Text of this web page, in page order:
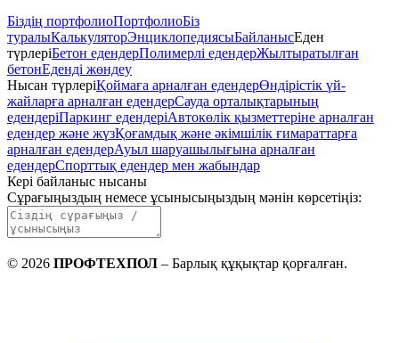
Біздің портфолиоПортфолиоБіз
туралыКалькуляторЭнциклопедиясыБайланысЕден
түрлеріБетон едендерПолимерлі едендерЖылтыратылған
бетонЕденді жөндеу
Нысан түрлеріҚоймаға арналған едендерӨндірістік үй-
жайларға арналған едендерСауда орталықтарының
едендеріПаркинг едендеріАвтокөлік қызметтеріне арналған
едендер және жүзҚоғамдық және әкімшілік ғимараттарға
арналған едендерАуыл шаруашылығына арналған
едендерСпорттық едендер мен жабындар
Кері байланыс нысаны
Сұрағыңыздың немесе ұсынысыңыздың мәнін көрсетіңіз:
© 2026 ПРОФТЕХПОЛ – Барлық құқықтар қорғалған.